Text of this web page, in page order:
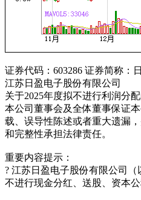
证券代码：603286 证券简称：
江苏日盈电子股份有限公司
关于2025年度拟不进行利润分
本公司董事会及全体董事保证
载、误导性陈述或者重大遗漏
和完整性承担法律责任。
重要内容提示：
? 江苏日盈电子股份有限公司（
不进行现金分红、送股、资本公